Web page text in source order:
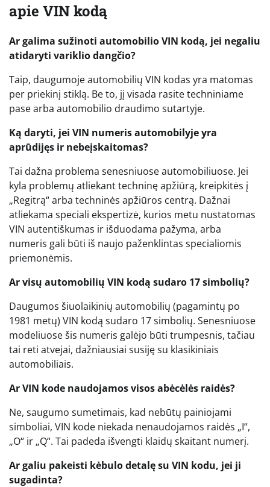
apie VIN kodą
Ar galima sužinoti automobilio VIN kodą, jei negaliu
atidaryti variklio dangčio?
Taip, daugumoje automobilių VIN kodas yra matomas
per priekinį stiklą. Be to, jį visada rasite techniniame
pase arba automobilio draudimo sutartyje.
Ką daryti, jei VIN numeris automobilyje yra
aprūdijęs ir nebeįskaitomas?
Tai dažna problema senesniuose automobiliuose. Jei
kyla problemų atliekant techninę apžiūrą, kreipkitės į
„Regitrą“ arba techninės apžiūros centrą. Dažnai
atliekama speciali ekspertizė, kurios metu nustatomas
VIN autentiškumas ir išduodama pažyma, arba
numeris gali būti iš naujo paženklintas specialiomis
priemonėmis.
Ar visų automobilių VIN kodą sudaro 17 simbolių?
Daugumos šiuolaikinių automobilių (pagamintų po
1981 metų) VIN kodą sudaro 17 simbolių. Senesniuose
modeliuose šis numeris galėjo būti trumpesnis, tačiau
tai reti atvejai, dažniausiai susiję su klasikiniais
automobiliais.
Ar VIN kode naudojamos visos abėcėlės raidės?
Ne, saugumo sumetimais, kad nebūtų painiojami
simboliai, VIN kode niekada nenaudojamos raidės „I“,
„O“ ir „Q“. Tai padeda išvengti klaidų skaitant numerį.
Ar galiu pakeisti kėbulo detalę su VIN kodu, jei ji
sugadinta?